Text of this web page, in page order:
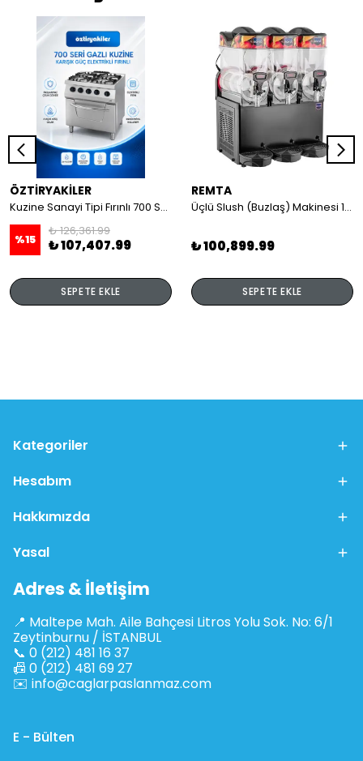
ÖZTİRYAKİLER
Kuzine Sanayi Tipi Fırınlı 700 Seri Gazlı 4 Açık Ateş 80x70x85 (Lp)-2X6Kw+2X7,5Kw+6Kw Elektrikli Fırın
%15
₺ 126,361.99
₺ 107,407.99
SEPETE EKLE
REMTA
Üçlü Slush (Buzlaş) Makinesi 12+12+12 lt
₺ 100,899.99
SEPETE EKLE
Kategoriler
Hesabım
Hakkımızda
Yasal
Adres & İletişim
📍 Maltepe Mah. Aile Bahçesi Litros Yolu Sok. No: 6/1
Zeytinburnu / İSTANBUL
📞 0 (212) 481 16 37
📠 0 (212) 481 69 27
✉️ info@caglarpaslanmaz.com
E - Bülten